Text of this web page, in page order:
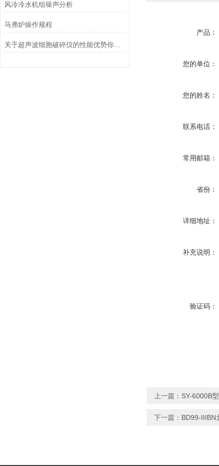
风冷冷水机组噪声分析
马弗炉操作规程
关于超声波细胞破碎仪的性能优势你想了解多少呢？
产品：
您的单位：
您的姓名：
联系电话：
常用邮箱：
省份：
详细地址：
补充说明：
验证码：
上一篇： SY-6000B
下一篇： BD99-IIIBN